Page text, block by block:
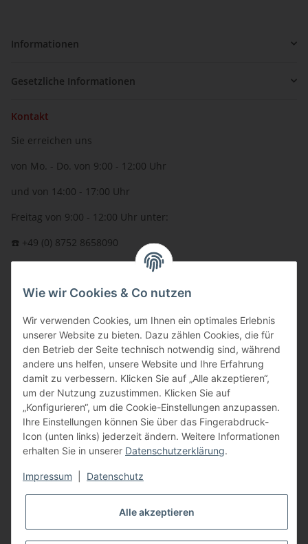
Informationen
Gesetzliche Informationen
Kontakt
Sie erreichen uns
von Mo. - Do. von 9:00 - 12:00 Uhr
und von 14:00 - 17:00 Uhr
Freitag von 9:00 - 12:00 Uhr unter:
☎️ +49 (0) 8752 8658090
oder über unserKontaktformular
BFT - Autorisierter Fachhändler
Wie wir Cookies & Co nutzen
Wir verwenden Cookies, um Ihnen ein optimales Erlebnis
unserer Website zu bieten. Dazu zählen Cookies, die für
den Betrieb der Seite technisch notwendig sind, während
andere uns helfen, unsere Website und Ihre Erfahrung
damit zu verbessern. Klicken Sie auf „Alle akzeptieren“,
um der Nutzung zuzustimmen. Klicken Sie auf
„Konfigurieren“, um die Cookie-Einstellungen anzupassen.
Ihre Einstellungen können Sie über das Fingerabdruck-
Icon (unten links) jederzeit ändern. Weitere Informationen
erhalten Sie in unserer Datenschutzerklärung.
Impressum Datenschutz
Alle akzeptieren